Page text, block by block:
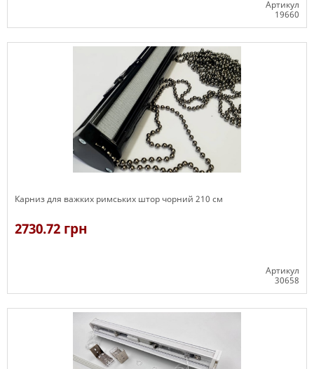
Артикул
19660
Карниз для важких римських штор чорний 210 см
2730.72 грн
Артикул
30658